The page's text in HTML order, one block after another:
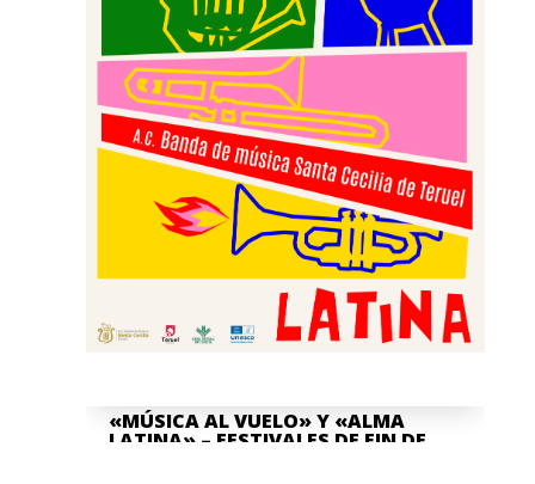
«MÚSICA AL VUELO» Y «ALMA
LATINA» – FESTIVALES DE FIN DE